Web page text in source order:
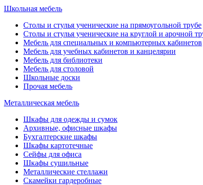
Школьная мебель
Столы и стулья ученические на прямоугольной трубе
Столы и стулья ученические на круглой и арочной
Мебель для специальных и компьютерных кабинетов
Мебель для учебных кабинетов и канцелярии
Мебель для библиотеки
Мебель для столовой
Школьные доски
Прочая мебель
Металлическая мебель
Шкафы для одежды и сумок
Архивные, офисные шкафы
Бухгалтерские шкафы
Шкафы картотечные
Сейфы для офиса
Шкафы сушильные
Металлические стеллажи
Скамейки гардеробные